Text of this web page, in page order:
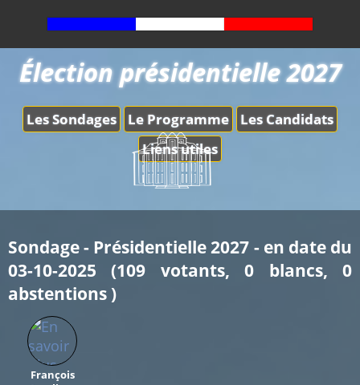
Les Sondages Le Programme
Les Candidats
Liens utiles
Élection présidentielle 2027
Sondage - Présidentielle 2027 - en date du
03-10-2025 (109 votants, 0 blancs, 0
abstentions )
François